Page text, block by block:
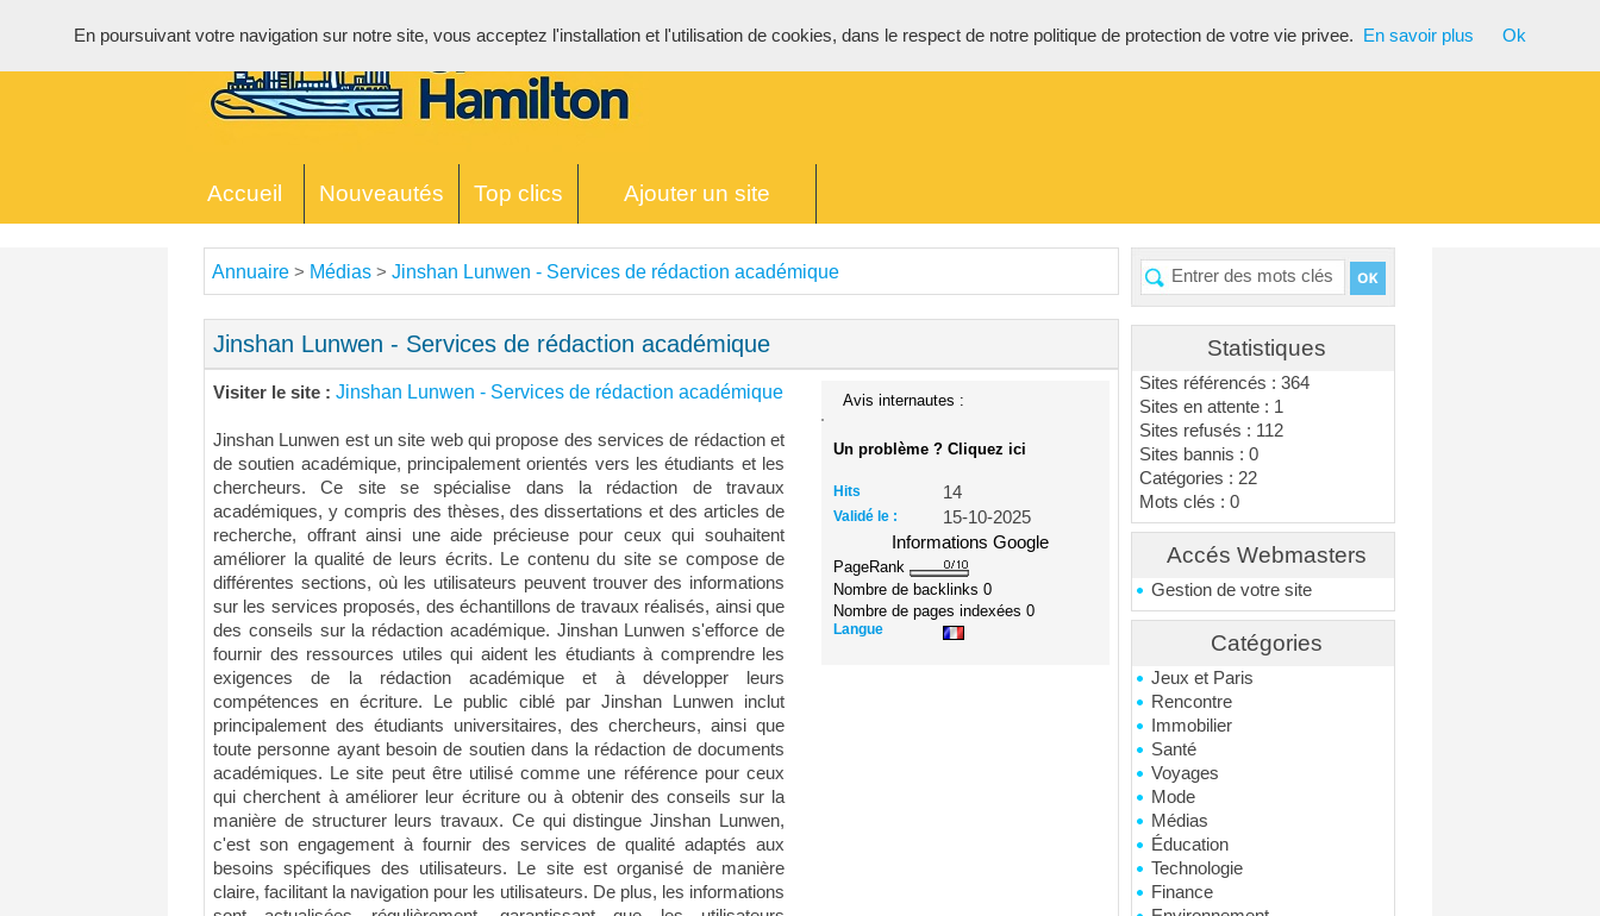
Accueil Nouveautés Top clics Ajouter un site
Statistiques
Sites référencés : 364
Sites en attente : 1
Sites refusés : 112
Sites bannis : 0
Catégories : 22
Mots clés : 0
Accés Webmasters
Gestion de votre site
Catégories
Jeux et Paris
Rencontre
Immobilier
Santé
Voyages
Mode
Médias
Éducation
Technologie
Finance
Annuaire > Médias > Jinshan Lunwen - Services de rédaction académique
Jinshan Lunwen - Services de rédaction académique
Visiter le site : Jinshan Lunwen - Services de rédaction académique
Jinshan Lunwen est un site web qui propose des services de rédaction et
de soutien académique, principalement orientés vers les étudiants et les
chercheurs. Ce site se spécialise dans la rédaction de travaux
académiques, y compris des thèses, des dissertations et des articles de
recherche, offrant ainsi une aide précieuse pour ceux qui souhaitent
améliorer la qualité de leurs écrits. Le contenu du site se compose de
différentes sections, où les utilisateurs peuvent trouver des informations
sur les services proposés, des échantillons de travaux réalisés, ainsi que
des conseils sur la rédaction académique. Jinshan Lunwen s'efforce de
fournir des ressources utiles qui aident les étudiants à comprendre les
exigences de la rédaction académique et à développer leurs
compétences en écriture. Le public ciblé par Jinshan Lunwen inclut
principalement des étudiants universitaires, des chercheurs, ainsi que
toute personne ayant besoin de soutien dans la rédaction de documents
académiques. Le site peut être utilisé comme une référence pour ceux
qui cherchent à améliorer leur écriture ou à obtenir des conseils sur la
manière de structurer leurs travaux. Ce qui distingue Jinshan Lunwen,
c'est son engagement à fournir des services de qualité adaptés aux
besoins spécifiques des utilisateurs. Le site est organisé de manière
claire, facilitant la navigation pour les utilisateurs. De plus, les informations
Avis internautes :
Un problème ? Cliquez ici
Hits 14
Validé le :
15-10-2025
Informations Google
PageRank
Nombre de backlinks0
Nombre de pages indexées0
Langue
En poursuivant votre navigation sur notre site, vous acceptez l'installation et l'utilisation de cookies, dans le respect de notre politique de protection de votre vie privee. En savoir plus Ok